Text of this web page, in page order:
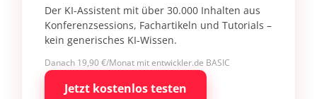
Der KI-Assistent mit über 30.000 Inhalten aus
Konferenzsessions, Fachartikeln und Tutorials –
kein generisches KI-Wissen.
Danach 19,90 €/Monat mit entwickler.de BASIC
Jetzt kostenlos testen